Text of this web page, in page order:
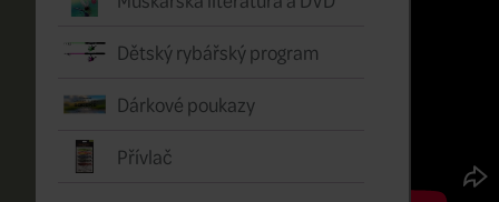
Dětský rybářský program
Dárkové poukazy
Přívlač